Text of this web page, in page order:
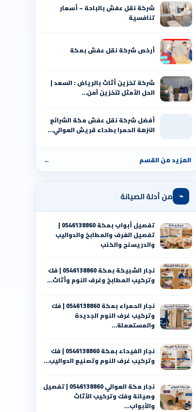
شركة نقل عفش بالباحة – أسعار
تنافسية
أرخص شركة نقل عفش بمكة
شركة تخزين أثاث بالرياض : السعد |
الحل الأمثل لتخزين آمن…
أفضل شركة نقل عفش مكة الشرائع
النزهة الحمرا بطحاء قريش العوالي…
المزيد من القسم ←
⌁ من أدلة الصيانة
تفصيل أبواب بمكة 0546138860 |
تفصيل الغرف والمطابخ والدواليب
والدريسنج والكنب
نجار الشبيكة بمكة 0546138860⁩ | فك
وتركيب المطابخ وغرف النوم وأثاث…
نجار الحمراء بمكة 0546138860⁩ | فك
وتركيب غرف النوم الجديدة
والمستعملة…
نجار الفيحاء بمكة 0546138860⁩ | فك
وتركيب غرف النوم وتصنيع الدواليب…
نجار مكة العوالي 0546138860⁩ | تفصيل
وصيانة وفك وتركيب الأثاث
والأبواب…